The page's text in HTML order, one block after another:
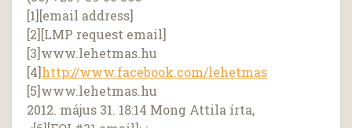
[1][email address]
[2][LMP request email]
[3]www.lehetmas.hu
[4]http://www.facebook.com/lehetmas
[5]www.lehetmas.hu
2012. május 31. 18:14 Mong Attila írta,